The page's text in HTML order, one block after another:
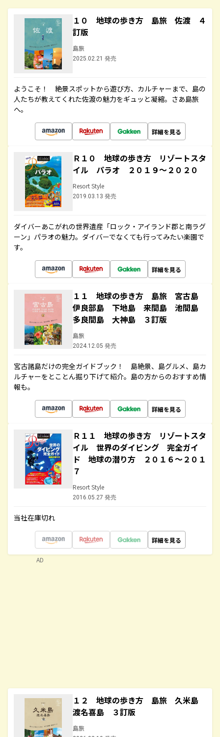
１０ 地球の歩き方 島旅 佐渡 ４
訂版
島旅
2025.02.21 発売
ようこそ！ 絶景スポットから遊び方、カルチャーまで、島の
人たちが教えてくれた佐渡の魅力をギュッと凝縮。さあ島旅
へ。
詳細を見る
Ｒ１０ 地球の歩き方 リゾートスタ
イル パラオ ２０１９～２０２０
Resort Style
2019.03.13 発売
ダイバーあこがれの世界遺産「ロック・アイランド郡と南ラグ
ーン」パラオの魅力。ダイバーでなくても行ってみたい楽園で
す。
詳細を見る
１１ 地球の歩き方 島旅 宮古島
伊良部島 下地島 来間島 池間島
多良間島 大神島 ３訂版
島旅
2024.12.05 発売
宮古諸島だけの完全ガイドブック！ 島絶景、島グルメ、島カ
ルチャーをとことん掘り下げて紹介。島の方からのおすすめ情
報も。
詳細を見る
Ｒ１１ 地球の歩き方 リゾートスタ
イル 世界のダイビング 完全ガイ
ド 地球の潜り方 ２０１６～２０１
７
Resort Style
2016.05.27 発売
当社在庫切れ
詳細を見る
１２ 地球の歩き方 島旅 久米島
渡名喜島 ３訂版
島旅
AD